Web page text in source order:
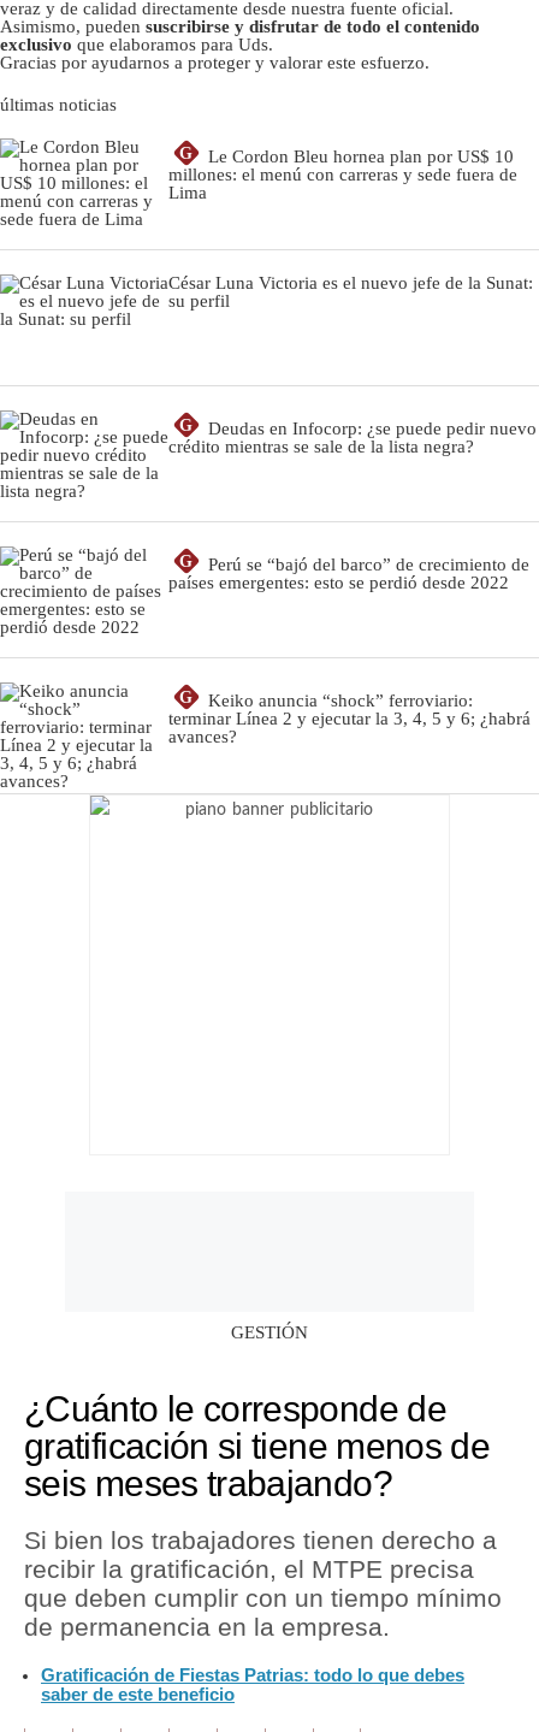
veraz y de calidad directamente desde nuestra fuente oficial.
Asimismo, pueden suscribirse y disfrutar de todo el contenido
exclusivo que elaboramos para Uds.
Gracias por ayudarnos a proteger y valorar este esfuerzo.
últimas noticias
G
Le Cordon Bleu hornea plan por US$ 10
millones: el menú con carreras y sede fuera de
Lima
César Luna Victoria es el nuevo jefe de la Sunat:
su perfil
G
Deudas en Infocorp: ¿se puede pedir nuevo
crédito mientras se sale de la lista negra?
G
Perú se “bajó del barco” de crecimiento de
países emergentes: esto se perdió desde 2022
G
Keiko anuncia “shock” ferroviario:
terminar Línea 2 y ejecutar la 3, 4, 5 y 6; ¿habrá
avances?